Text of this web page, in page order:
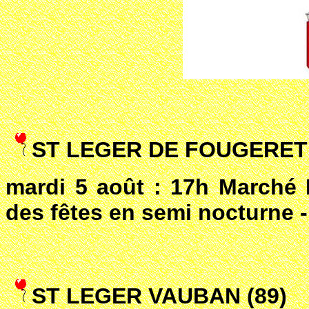
ST LEGER DE
mardi 5 août : 17h
des fêtes en semi nocturne
ST LEGER VAUBAN (89)